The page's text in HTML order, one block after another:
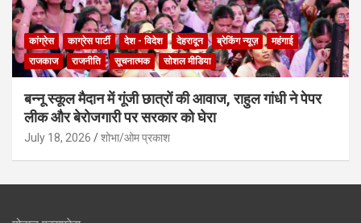
कांग्रेस काग्रेस पार्टी देश - विदेश देहरादून ब्रेकिंग न्यूज़
महंगाई
राजकाज
राजनीति सूचनात्मक सोशल मीडिया
बन्नू स्कूल मैदान में गूंजी छात्रों की आवाज, राहुल गांधी ने पेपर
लीक और बेरोजगारी पर सरकार को घेरा
July 18, 2026 शोभा/ओम प्रकाश